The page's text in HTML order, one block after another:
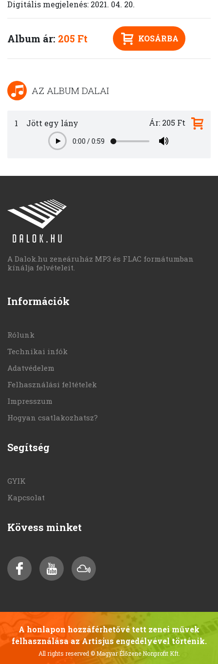
Digitális megjelenés: 2021. 04. 20.
Album ár: 205 Ft KOSÁRBA
AZ ALBUM DALAI
1 Jött egy lány
Play0:00 /0:59
Ár: 205 Ft
A Dalok.hu zeneáruház MP3 és FLAC formátumban
kínálja felvételeit.
Információk
Rólunk
Technikai infók
Adatvédelem
Felhasználási feltételek
Impresszum
Hogyan csatlakozhatsz?
Segítség
GYIK
Kapcsolat
Kövess minket
A honlapon hozzáférhetővé tett zenei művek
felhasználása az Artisjus engedélyével történik.
All rights reserved© Magyar Élőzene Nonprofit Kft.